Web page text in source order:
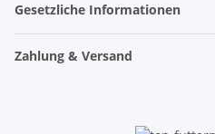
Gesetzliche Informationen
Zahlung & Versand